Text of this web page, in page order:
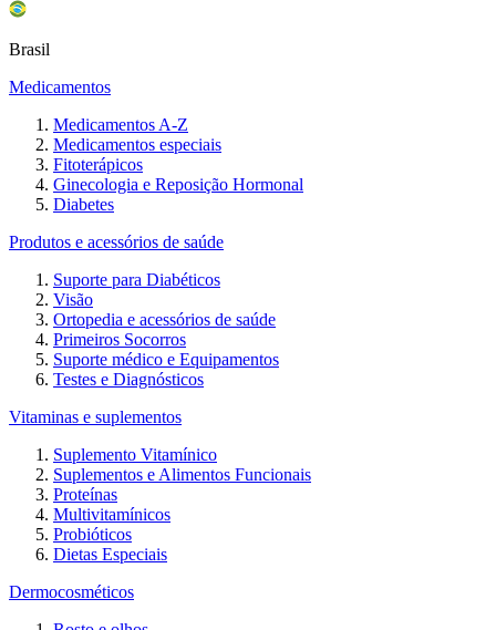
Brasil
Medicamentos
Medicamentos A-Z
Medicamentos especiais
Fitoterápicos
Ginecologia e Reposição Hormonal
Diabetes
Produtos e acessórios de saúde
Suporte para Diabéticos
Visão
Ortopedia e acessórios de saúde
Primeiros Socorros
Suporte médico e Equipamentos
Testes e Diagnósticos
Vitaminas e suplementos
Suplemento Vitamínico
Suplementos e Alimentos Funcionais
Proteínas
Multivitamínicos
Probióticos
Dietas Especiais
Dermocosméticos